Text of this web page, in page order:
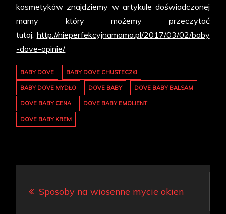
kosmetyków znajdziemy w artykule doświadczonej
mamy który możemy przeczytać
tutaj: http://nieperfekcyjnamama.pl/2017/03/02/baby
-dove-opinie/
BABY DOVE BABY DOVE CHUSTECZKI
BABY DOVE MYDŁO DOVE BABY DOVE BABY BALSAM
DOVE BABY CENA DOVE BABY EMOLIENT
DOVE BABY KREM
wpisu
Sposoby na wiosenne mycie okien